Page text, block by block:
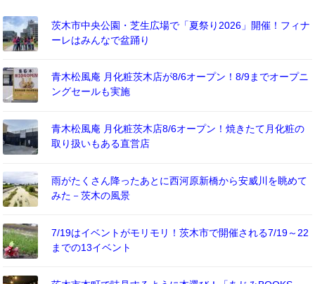
茨木市中央公園・芝生広場で「夏祭り2026」開催！フィナ
ーレはみんなで盆踊り
青木松風庵 月化粧茨木店が8/6オープン！8/9までオープニ
ングセールも実施
青木松風庵 月化粧茨木店8/6オープン！焼きたて月化粧の
取り扱いもある直営店
雨がたくさん降ったあとに西河原新橋から安威川を眺めて
みた－茨木の風景
7/19はイベントがモリモリ！茨木市で開催される7/19～22
までの13イベント